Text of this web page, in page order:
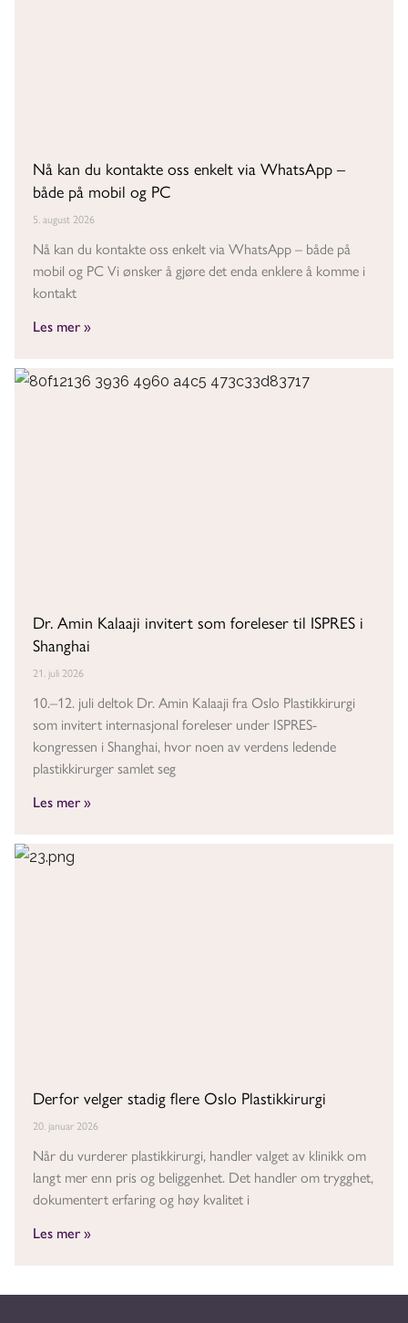
Nå kan du kontakte oss enkelt via WhatsApp –
både på mobil og PC
5. august 2026
Nå kan du kontakte oss enkelt via WhatsApp – både på
mobil og PC Vi ønsker å gjøre det enda enklere å komme i
kontakt
Les mer »
Dr. Amin Kalaaji invitert som foreleser til ISPRES i
Shanghai
21. juli 2026
10.–12. juli deltok Dr. Amin Kalaaji fra Oslo Plastikkirurgi
som invitert internasjonal foreleser under ISPRES-
kongressen i Shanghai, hvor noen av verdens ledende
plastikkirurger samlet seg
Les mer »
Derfor velger stadig flere Oslo Plastikkirurgi
20. januar 2026
Når du vurderer plastikkirurgi, handler valget av klinikk om
langt mer enn pris og beliggenhet. Det handler om trygghet,
dokumentert erfaring og høy kvalitet i
Les mer »